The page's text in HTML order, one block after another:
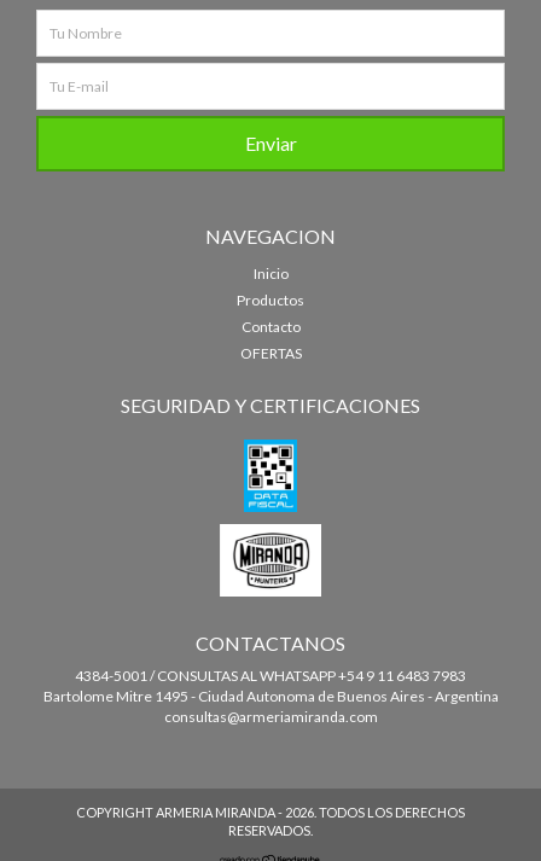
NAVEGACION
Inicio
Productos
Contacto
OFERTAS
SEGURIDAD Y CERTIFICACIONES
CONTACTANOS
4384-5001 / CONSULTAS AL WHATSAPP +54 9 11 6483 7983
Bartolome Mitre 1495 - Ciudad Autonoma de Buenos Aires - Argentina
consultas@armeriamiranda.com
COPYRIGHT ARMERIA MIRANDA - 2026. TODOS LOS DERECHOS
RESERVADOS.